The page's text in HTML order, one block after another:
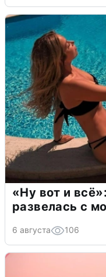
«Ну вот и
развелась с
6 августа 106